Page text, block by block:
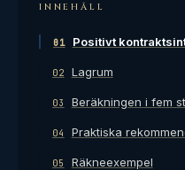
INNEHÅLL
01 Positivt
02 Lagrum
03 Beräkningen i fem
04 Praktiska
05 Räkneexempel